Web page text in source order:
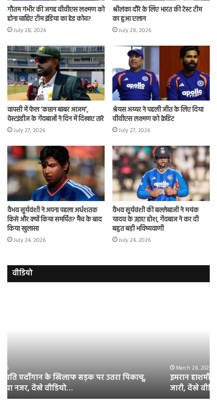
गौतम गंभीर की जगह वीवीएस लक्ष्मण को
होना चाहिए टीम इंडिया का हेड कोच?
July 28, 2026
श्रीलंका दौरे के लिए भारत की टेस्ट टीम
का हुआ एलान
July 28, 2026
वापसी में फेल ‘कप्तान बाबर आजम’,
वेस्टइंडीज के गेंदबाजों ने दिन में दिखाए तारे
July 27, 2026
श्रेयस अय्यर ने पहली जीत के लिए दिया
वीवीएस लक्ष्मण को क्रेडिट
July 27, 2026
वैभव सूर्यवंशी ने अपना पहला अर्धशतक
किसे और क्‍यों किया समर्पित? मैच के बाद
किया खुलासा
July 24, 2026
वैभव सूर्यवंशी की बल्लेबाजी ने मयंक
यादव के उड़ाए होश, गेंदबाज ने कर दी
बहुत बड़ी भविष्यवाणी
July 24, 2026
वीडियो
का
ऑफिशियल
टीजर
जारी,
इमरान हाशमी की की फिल्म ग्राउंड जीरो का ऑफिशियल टीजर
जारी, देंखे वीडियो…
हुई